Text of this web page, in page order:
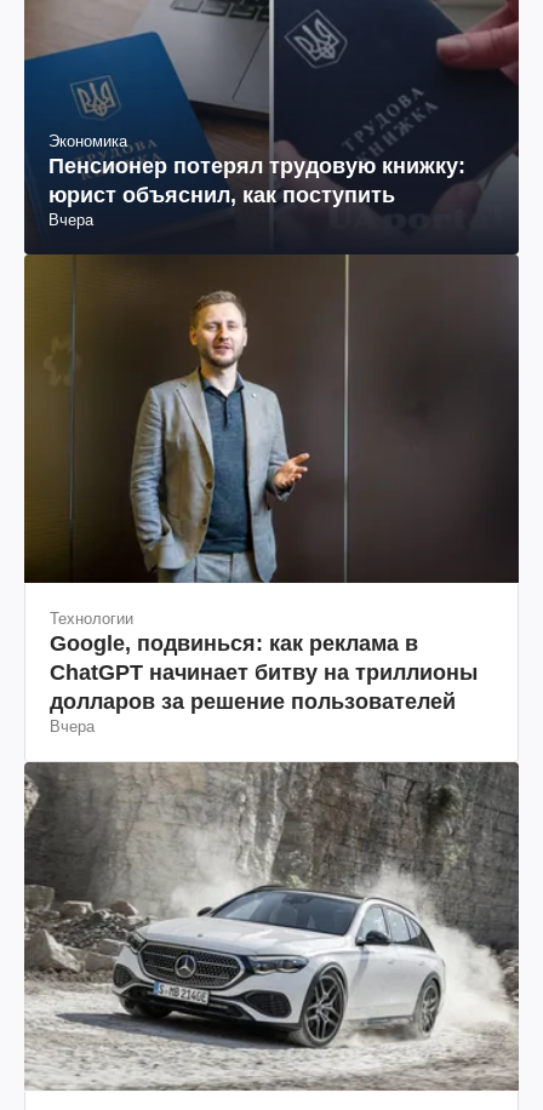
Экономика
Пенсионер потерял трудовую книжку:
юрист объяснил, как поступить
Вчера
Технологии
Google, подвинься: как реклама в
ChatGPT начинает битву на триллионы
долларов за решение пользователей
Вчера